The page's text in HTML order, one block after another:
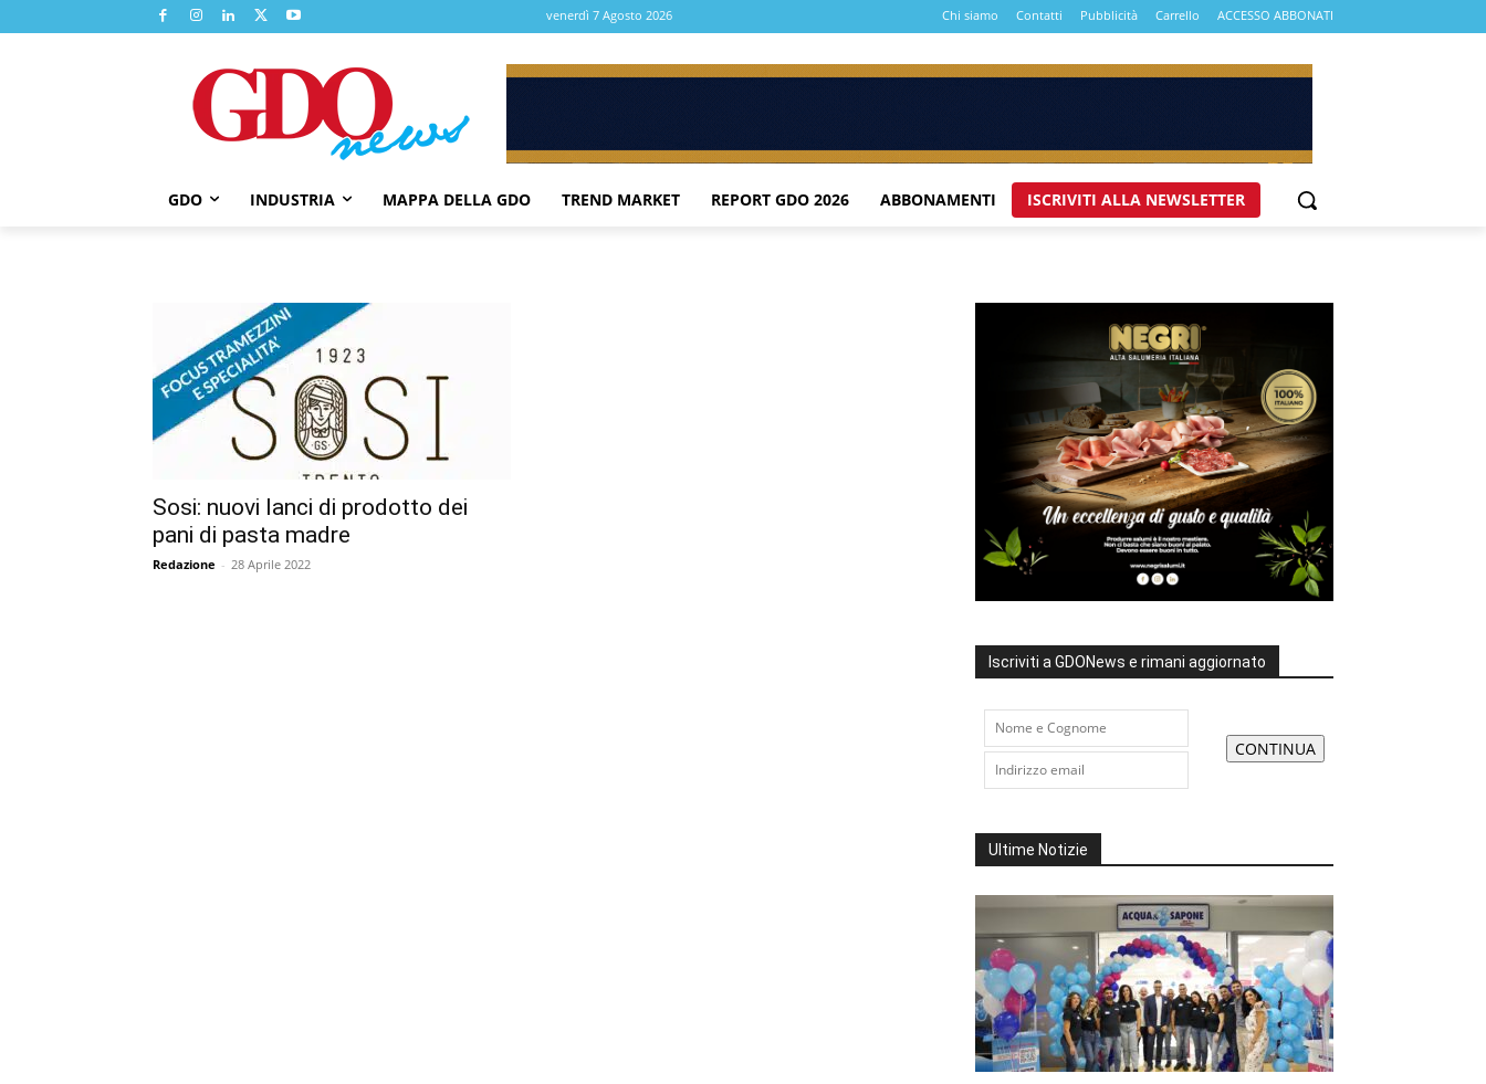
venerdì 7 Agosto 2026 Chi siamo Contatti Pubblicità Carrello ACCESSO ABBONATI
GDO INDUSTRIA MAPPA DELLA GDO TREND MARKET REPORT GDO 2026 ABBONAMENTI ISCRIVITI ALLA NEWSLETTER
Sosi: nuovi lanci di prodotto dei
pani di pasta madre
Redazione - 28 Aprile 2022
Iscriviti a GDONews e rimani aggiornato
Ultime Notizie